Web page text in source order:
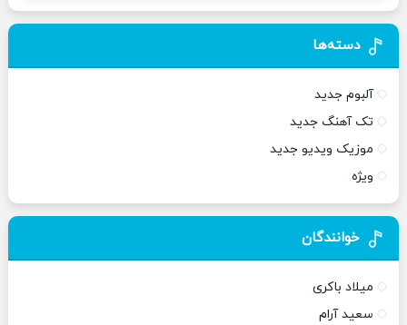
دسته‌ها
آلبوم جدید
تک آهنگ جدید
موزیک ویدیو جدید
ویژه
خوانندگان
میلاد باکری
سعید آرام